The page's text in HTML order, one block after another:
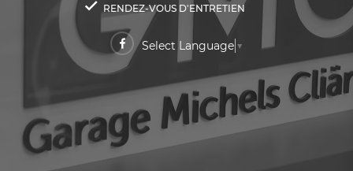
RENDEZ-VOUS D'ENTRETIEN
Select Language ▼